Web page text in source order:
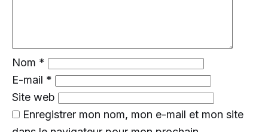
Nom *
E-mail *
Site web
Enregistrer mon nom, mon e-mail et mon site